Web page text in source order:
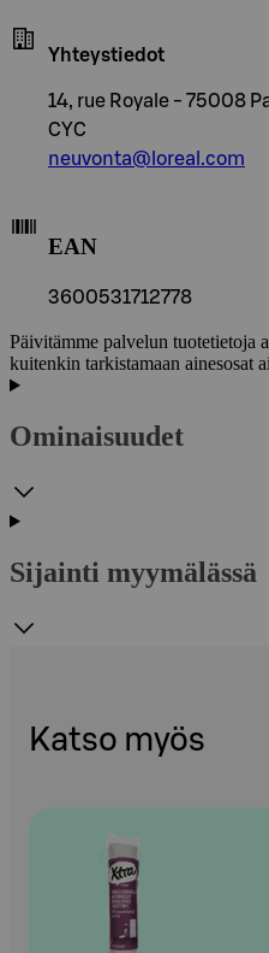
Yhteystiedot
14, rue Royale - 75008
CYC
neuvonta@loreal.com
EAN
3600531712778
Päivitämme palvelun tuotetietoja
kuitenkin tarkistamaan ainesosat
Ominaisuudet
Sijainti myymälässä
Katso myös